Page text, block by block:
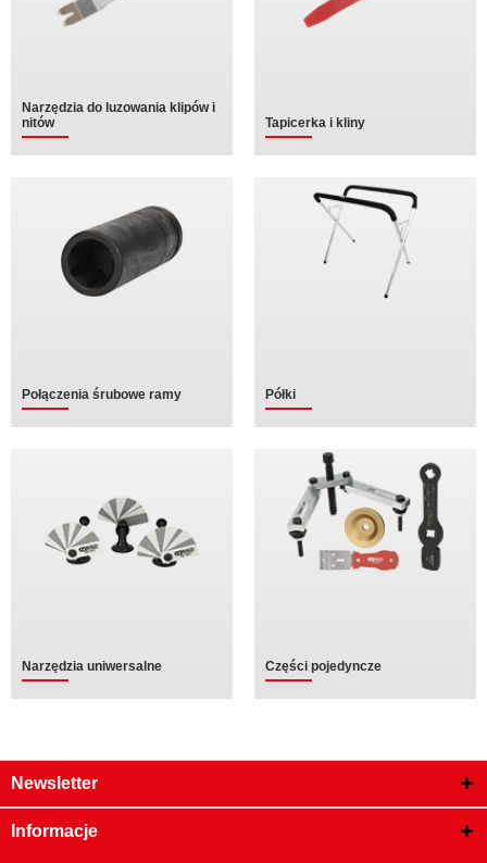
Narzędzia do luzowania klipów i
nitów
Tapicerka i kliny
Połączenia śrubowe ramy Półki
Narzędzia uniwersalne Części pojedyncze
Newsletter
Informacje